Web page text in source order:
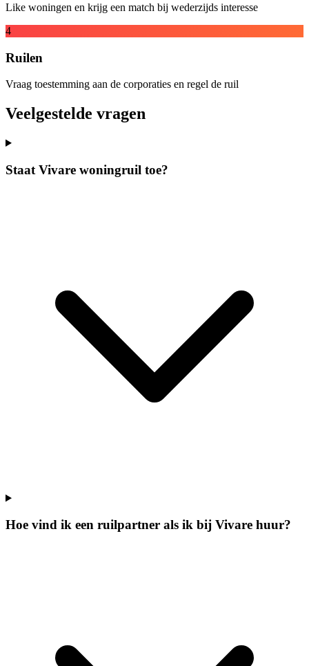
Like woningen en krijg een match bij wederzijds interesse
4
Ruilen
Vraag toestemming aan de corporaties en regel de ruil
Veelgestelde vragen
Staat Vivare woningruil toe?
Hoe vind ik een ruilpartner als ik bij Vivare huur?